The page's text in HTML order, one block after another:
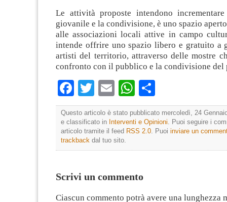
Le attività proposte intendono incrementare
giovanile e la condivisione, è uno spazio
alle associazioni locali attive in campo
intende offrire uno spazio libero e gratuito a
artisti del territorio, attraverso delle mostre
confronto con il pubblico e la condivisione
Facebook
TwitterEmailWhatsApp
Questo articolo è stato pubblicato mercoledì, 24
e classificato in Interventi e Opinioni. Puoi seguire i
articolo tramite il feed RSS 2.0. Puoi inviare un
trackback dal tuo sito.
Scrivi un commento
Ciascun commento potrà avere una lunghezza